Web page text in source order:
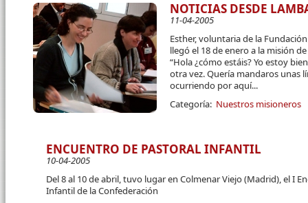
NOTICIAS DESDE
11-04-2005
Esther, voluntaria de la
llegó el 18 de enero a la misión
“Hola ¿cómo estáis? Yo estoy
otra vez. Quería mandaros unas
ocurriendo por aquí...
Categoría: Nuestros misioneros
ENCUENTRO DE PASTORAL INFANTIL
10-04-2005
Del 8 al 10 de abril, tuvo lugar en Colmenar Viejo (Madrid), el I
Infantil de la Confederación